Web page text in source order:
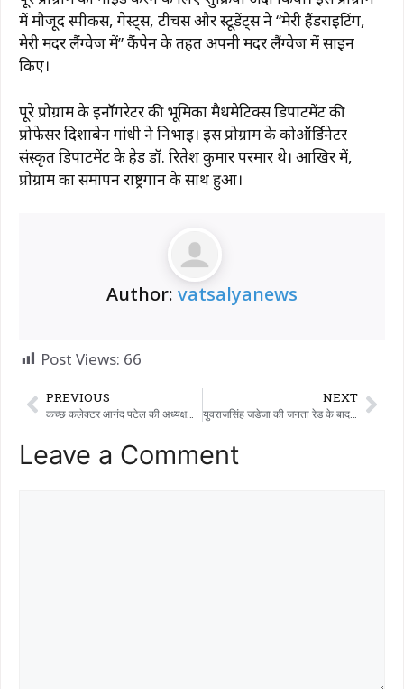
में मौजूद स्पीकर्स, गेस्ट्स, टीचर्स और स्टूडेंट्स ने “मेरी हैंडराइटिंग,
मेरी मदर लैंग्वेज में” कैंपेन के तहत अपनी मदर लैंग्वेज में साइन
किए।
पूरे प्रोग्राम के इनॉगरेटर की भूमिका मैथमेटिक्स डिपार्टमेंट की
प्रोफेसर दिशाबेन गांधी ने निभाई। इस प्रोग्राम के कोऑर्डिनेटर
संस्कृत डिपार्टमेंट के हेड डॉ. रितेश कुमार परमार थे। आखिर में,
प्रोग्राम का समापन राष्ट्रगान के साथ हुआ।
Author: vatsalyanews
Post Views: 66
PREVIOUS
कच्छ कलेक्टर आनंद पटेल की अध्यक्षता में कोऑर्डिनेशन और शिकायत समिति की बैठक हुई।
NEXT
युवराजसिंह जडेजा की जनता रेड के बाद अरावली बयाड में नकली दूध का नेटवर्क साबर डेयरी चेयरमैन के गांव तक पहुंचा
Leave a Comment